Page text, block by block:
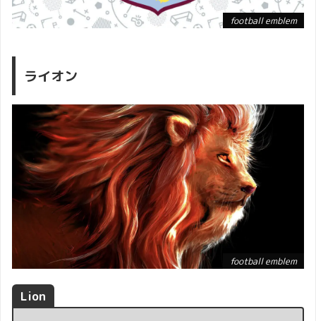
football emblem
ライオン
football emblem
Lion